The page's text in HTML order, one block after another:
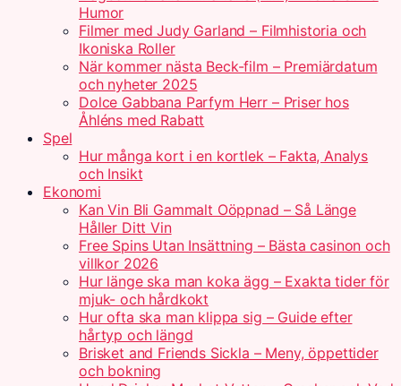
Humor
Filmer med Judy Garland – Filmhistoria och
Ikoniska Roller
När kommer nästa Beck-film – Premiärdatum
och nyheter 2025
Dolce Gabbana Parfym Herr – Priser hos
Åhléns med Rabatt
Spel
Hur många kort i en kortlek – Fakta, Analys
och Insikt
Ekonomi
Kan Vin Bli Gammalt Oöppnad – Så Länge
Håller Ditt Vin
Free Spins Utan Insättning – Bästa casinon och
villkor 2026
Hur länge ska man koka ägg – Exakta tider för
mjuk- och hårdkokt
Hur ofta ska man klippa sig – Guide efter
hårtyp och längd
Brisket and Friends Sickla – Meny, öppettider
och bokning